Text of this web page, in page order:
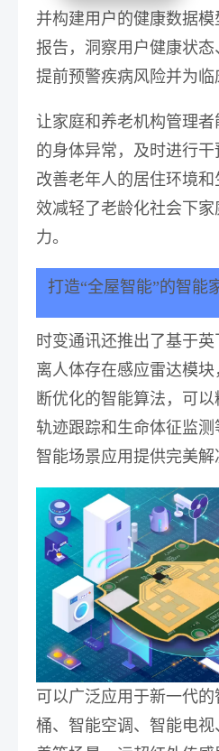
并构建用户的健康数据
报告，洞察用户健康状态
提前预警疾病风险并为临
让家庭和养老机构管理
的身体异常，及时进行
改善老年人的居住环境
效减轻了老龄化社会下
力。
打造“全屋智能”的智能
时变通讯还推出了基于
离人体存在感应雷达模
断优化的智能算法，可以
轨迹跟踪和生命体征监
智能场景应用提供完美解
可以广泛应用于新一代
桶、智能空调、智能电